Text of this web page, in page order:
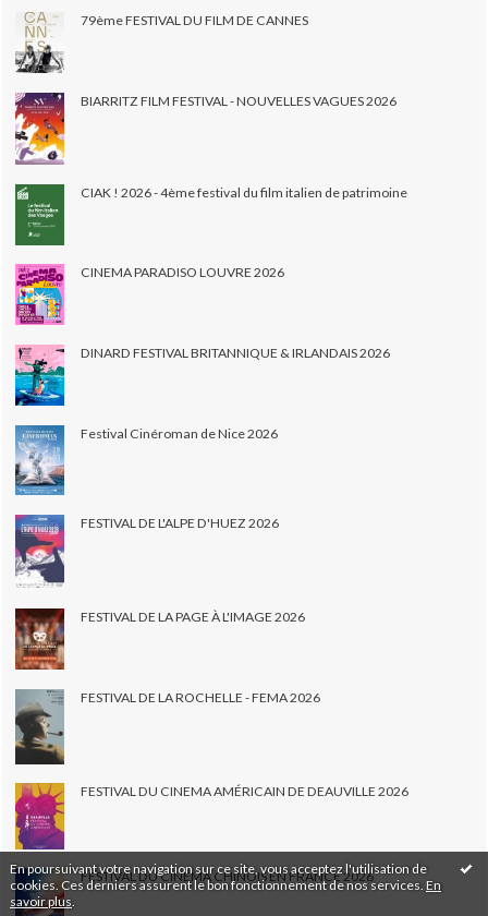
En poursuivant votre navigation sur ce site, vous acceptez l'utilisation de
cookies. Ces derniers assurent le bon fonctionnement de nos services. En
savoir plus
79ème FESTIVAL DU FILM DE CANNES
BIARRITZ FILM FESTIVAL - NOUVELLES VAGUES 2026
CIAK ! 2026 - 4ème festival du film italien de patrimoine
CINEMA PARADISO LOUVRE 2026
DINARD FESTIVAL BRITANNIQUE & IRLANDAIS 2026
Festival Cinéroman de Nice 2026
FESTIVAL DE L'ALPE D'HUEZ 2026
FESTIVAL DE LA PAGE À L'IMAGE 2026
FESTIVAL DE LA ROCHELLE - FEMA 2026
FESTIVAL DU CINEMA AMÉRICAIN DE DEAUVILLE 2026
FESTIVAL DU CINÉMA CHINOIS EN FRANCE 2026